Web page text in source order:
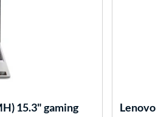
15.3" gaming
Lenovo